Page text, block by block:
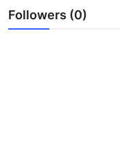
Followers (0)